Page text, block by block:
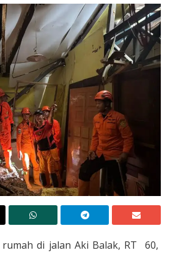
rumah di jalan Aki Balak, RT 60,